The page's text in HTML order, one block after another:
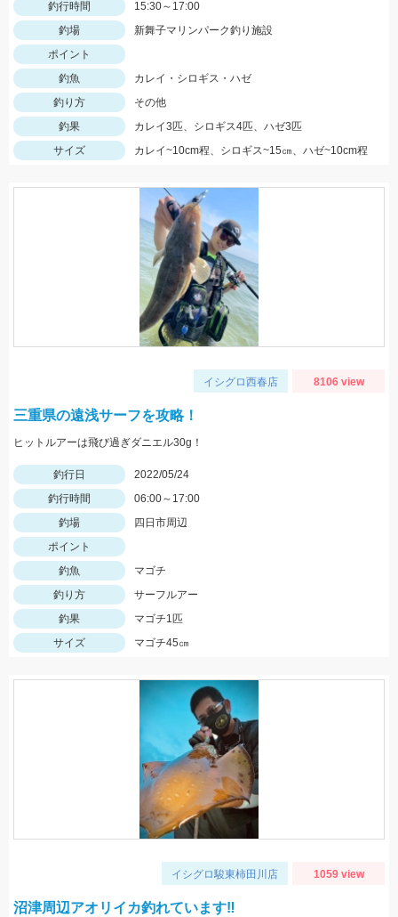
釣行時間
15:30～17:00
釣場
新舞子マリンパーク釣り施設
ポイント
釣魚
カレイ・シロギス・ハゼ
釣り方
その他
釣果
カレイ3匹、シロギス4匹、ハゼ3匹
サイズ
カレイ~10cm程、シロギス~15㎝、ハゼ~10cm程
イシグロ西春店 8106 view
三重県の遠浅サーフを攻略！
ヒットルアーは飛び過ぎダニエル30g！
釣行日
2022/05/24
釣行時間
06:00～17:00
釣場
四日市周辺
ポイント
釣魚
マゴチ
釣り方
サーフルアー
釣果
マゴチ1匹
サイズ
マゴチ45㎝
イシグロ駿東柿田川店 1059 view
沼津周辺アオリイカ釣れています‼